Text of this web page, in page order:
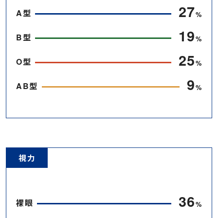
A型 34%
B型 24%
O型 31%
AB型 11%
視力
裸眼 45%